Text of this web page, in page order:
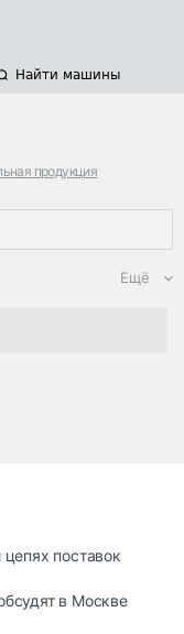
Найти машины
продукция
Ещё
поставок
в Москве